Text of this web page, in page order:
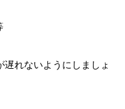
れないようにしましょ